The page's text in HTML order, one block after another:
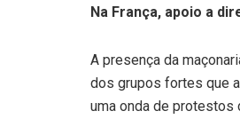
Na França, apoio a
A presença da
dos grupos fortes que
uma onda de protestos